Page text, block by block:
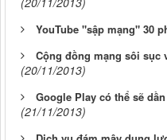
YouTube "sập mạng" 30
Cộng đồng mạng sôi sục
(20/11/2013)
Google Play có thể sẽ
(21/11/2013)